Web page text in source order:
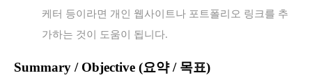
케터 등이라면 개인 웹사이트나 포트폴리오 링크를 추
가하는 것이 도움이 됩니다.
Summary / Objective (요약 / 목표)